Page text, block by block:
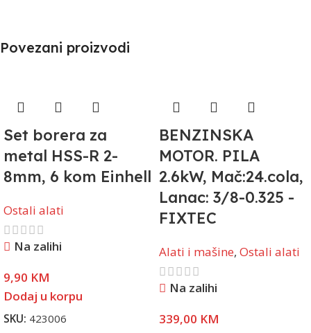
Povezani proizvodi
Set borera za
metal HSS-R 2-
8mm, 6 kom Einhell
Ostali alati
Na zalihi
9,90 KM
Dodaj u korpu
SKU: 423006
BENZINSKA
MOTOR. PILA
2.6kW, Mač:24.cola,
Lanac: 3/8-0.325 -
FIXTEC
Alati i mašine, Ostali alati
Na zalihi
339,00 KM